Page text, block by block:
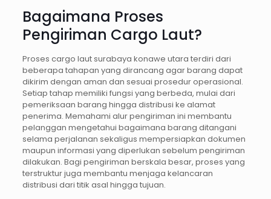
Bagaimana Proses
Pengiriman Cargo Laut?
Proses cargo laut surabaya konawe utara terdiri dari
beberapa tahapan yang dirancang agar barang dapat
dikirim dengan aman dan sesuai prosedur operasional.
Setiap tahap memiliki fungsi yang berbeda, mulai dari
pemeriksaan barang hingga distribusi ke alamat
penerima. Memahami alur pengiriman ini membantu
pelanggan mengetahui bagaimana barang ditangani
selama perjalanan sekaligus mempersiapkan dokumen
maupun informasi yang diperlukan sebelum pengiriman
dilakukan. Bagi pengiriman berskala besar, proses yang
terstruktur juga membantu menjaga kelancaran
distribusi dari titik asal hingga tujuan.